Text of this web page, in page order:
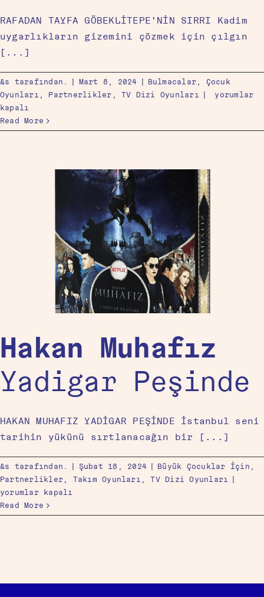
RAFADAN TAYFA GÖBEKLİTEPE'NİN SIRRI Kadim
uygarlıkların gizemini çözmek için çılgın
[...]
&s tarafından. Mart 8, 2024 Bulmacalar, Çocuk
Oyunları , Partnerlikler ,TV Dizi Oyunları
yorumlar
kapalı
Read More
Hakan Muhafız
Yadigar Peşinde
HAKAN MUHAFIZ YADİGAR PEŞİNDE İstanbul seni
tarihin yükünü sırtlanacağın bir [...]
&s tarafından. | Şubat 18, 2024 | Büyük Çocuklar İçin ,
Partnerlikler, Takım Oyunları ,TV Dizi Oyunları |
yorumlar kapalı
Read More